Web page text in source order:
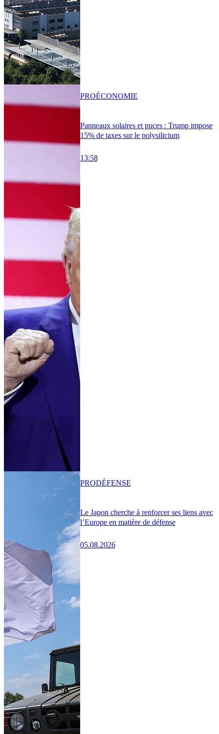
Panneaux solaires et puces : Trump impose
15% de taxes sur le polysilicium
13:58
PROÉCONOMIE
Le Japon cherche à renforcer ses liens avec
l’Europe en matière de défense
05.08.2026
PRODÉFENSE